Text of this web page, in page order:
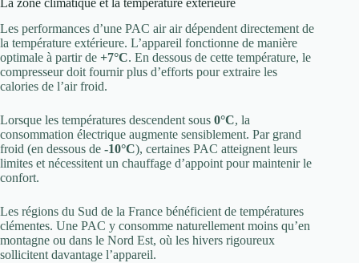
Les performances d’une PAC air air dépendent directement de
la température extérieure. L’appareil fonctionne de manière
optimale à partir de +7°C. En dessous de cette température, le
compresseur doit fournir plus d’efforts pour extraire les
calories de l’air froid.
Lorsque les températures descendent sous 0°C, la
consommation électrique augmente sensiblement. Par grand
froid (en dessous de -10°C), certaines PAC atteignent leurs
limites et nécessitent un chauffage d’appoint pour maintenir le
confort.
Les régions du Sud de la France bénéficient de températures
clémentes. Une PAC y consomme naturellement moins qu’en
montagne ou dans le Nord Est, où les hivers rigoureux
sollicitent davantage l’appareil.